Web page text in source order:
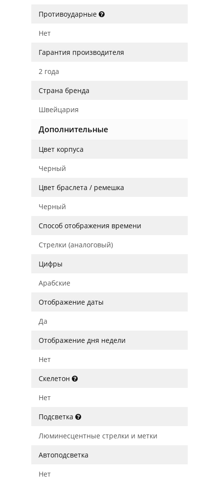
Противоударные
Нет
Гарантия производителя
2 года
Страна бренда
Швейцария
Дополнительные
Цвет корпуса
Черный
Цвет браслета / ремешка
Черный
Способ отображения времени
Стрелки (аналоговый)
Цифры
Арабские
Отображение даты
Да
Отображение дня недели
Нет
Скелетон
Нет
Подсветка
Люминесцентные стрелки и метки
Автоподсветка
Нет